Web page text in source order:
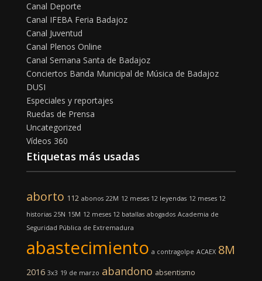
Canal Deporte
Canal IFEBA Feria Badajoz
Canal Juventud
Canal Plenos Online
Canal Semana Santa de Badajoz
Conciertos Banda Municipal de Música de Badajoz
DUSI
Especiales y reportajes
Ruedas de Prensa
Uncategorized
Vídeos 360
Etiquetas más usadas
aborto 112 abonos 22M 12 meses 12 leyendas 12 meses 12
historias 25N 15M 12 meses 12 batallas abogados Academia de
Seguridad Pública de Extremadura
abastecimiento a contragolpe ACAEX 8M
2016 3x3 19 de marzo abandono absentismo